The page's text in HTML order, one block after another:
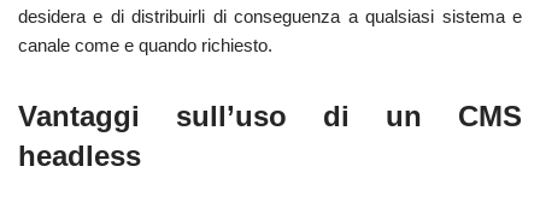
desidera e di distribuirli di conseguenza a qualsiasi sistema e
canale come e quando richiesto.
Vantaggi sull’uso di un CMS
headless